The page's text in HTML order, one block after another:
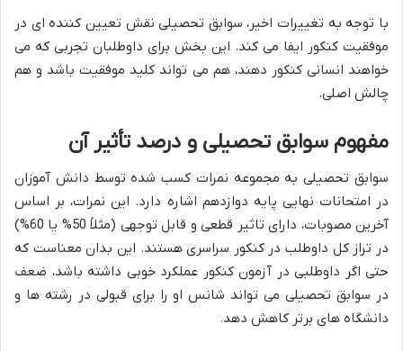
با توجه به تغییرات اخیر، سوابق تحصیلی نقش تعیین کننده ای در
موفقیت کنکور ایفا می کند. این بخش برای داوطلبان تجربی که می
خواهند انسانی کنکور دهند، هم می تواند کلید موفقیت باشد و هم
چالش اصلی.
مفهوم سوابق تحصیلی و درصد تأثیر آن
سوابق تحصیلی به مجموعه نمرات کسب شده توسط دانش آموزان
در امتحانات نهایی پایه دوازدهم اشاره دارد. این نمرات، بر اساس
آخرین مصوبات، دارای تاثیر قطعی و قابل توجهی (مثلاً 50% یا 60%)
در تراز کل داوطلب در کنکور سراسری هستند. این بدان معناست که
حتی اگر داوطلبی در آزمون کنکور عملکرد خوبی داشته باشد، ضعف
در سوابق تحصیلی می تواند شانس او را برای قبولی در رشته ها و
دانشگاه های برتر کاهش دهد.